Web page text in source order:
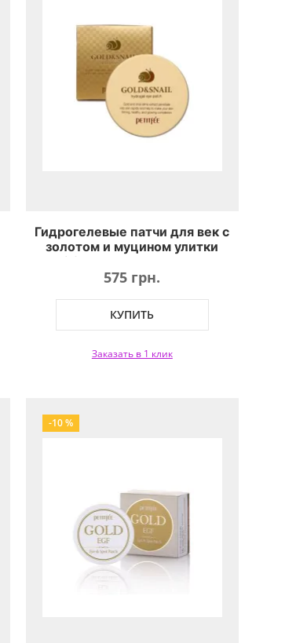
Гидрогелевые патчи для век с
золотом и муцином улитки
Petitfee Hydro Gel Eye Patch
Gold & Snail
575 грн.
КУПИТЬ
Заказать в 1 клик
-10 %